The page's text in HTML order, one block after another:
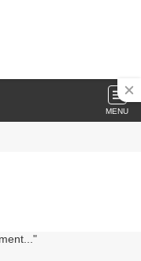
MENU